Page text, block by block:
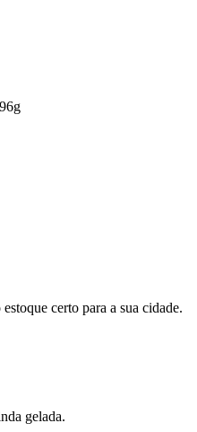
certo para a sua cidade.
gelada.